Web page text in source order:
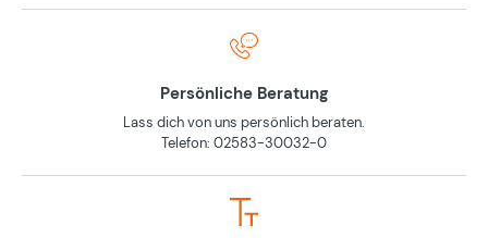
Persönliche Beratung
Lass dich von uns persönlich beraten.
Telefon: 02583-30032-0